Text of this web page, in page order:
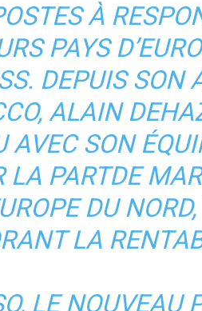
À
PAYS
DEPUIS SON
ALAIN
AVEC SON
LA PARTDE
DU
LA
LE NOUVEAU